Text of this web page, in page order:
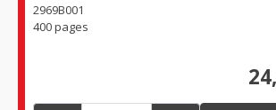
2969B001
400 pages